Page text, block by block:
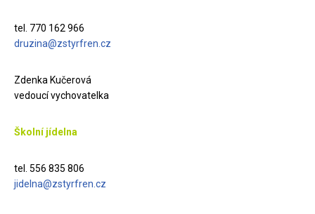
tel. 770 162 966
druzina@zstyrfren.cz
Zdenka Kučerová
vedoucí vychovatelka
Školní jídelna
tel. 556 835 806
jidelna@zstyrfren.cz